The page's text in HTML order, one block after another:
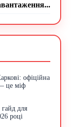
офіційна
це міф
для
році